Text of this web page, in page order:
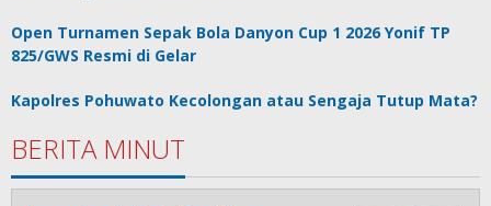
Open Turnamen Sepak Bola Danyon Cup 1 2026 Yonif TP
825/GWS Resmi di Gelar
Kapolres Pohuwato Kecolongan atau Sengaja Tutup Mata?
BERITA MINUT